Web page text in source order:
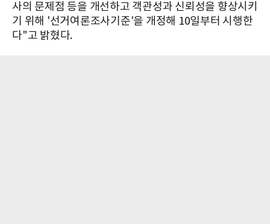
사의 문제점 등을 개선하고 객관성과 신뢰성을 향상시키
기 위해 '선거여론조사기준'을 개정해 10일부터 시행한
다"고 밝혔다.